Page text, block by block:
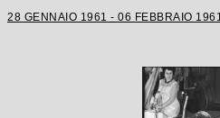
28 GENNAIO 1961 - 06 FEBBRAIO 1961